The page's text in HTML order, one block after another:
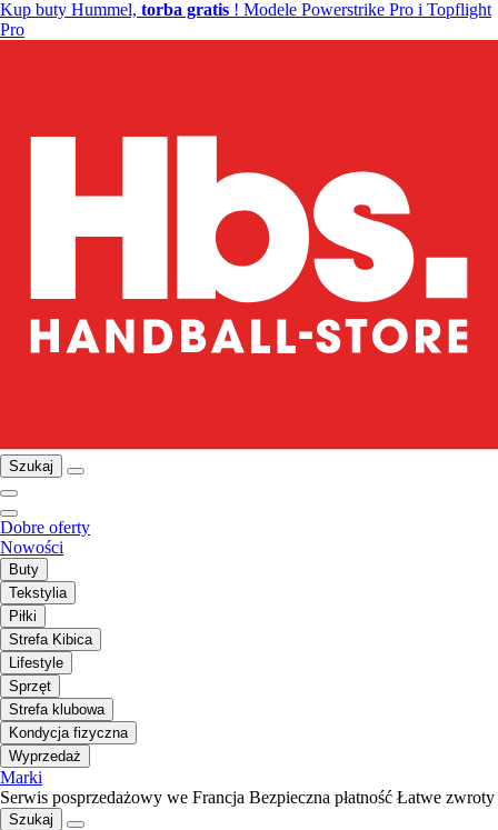
Kup buty Hummel, torba gratis ! Modele Powerstrike Pro i Topflight
Pro
Szukaj
Dobre oferty
Nowości
Buty
Tekstylia
Piłki
Strefa Kibica
Lifestyle
Sprzęt
Strefa klubowa
Kondycja fizyczna
Wyprzedaż
Marki
Serwis posprzedażowy we Francja Bezpieczna płatność Łatwe zwroty
Szukaj